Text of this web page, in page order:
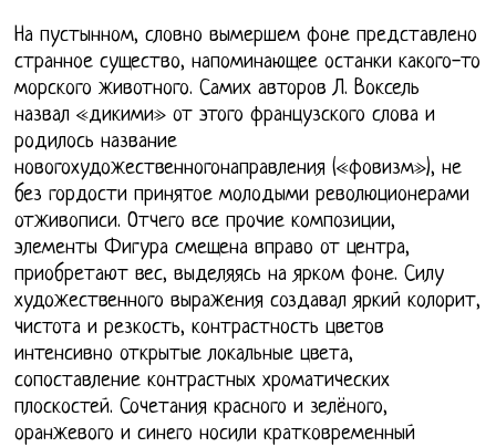
На пустынном, словно вымершем фоне представлено
странное существо, напоминающее останки какого-то
морского животного. Самих авторов Л. Воксель
назвал «дикими» от этого французского слова и
родилось название
новогохудожественногонаправления («фовизм»), не
без гордости принятое молодыми революционерами
отживописи. Отчего все прочие композиции,
элементы Фигура смещена вправо от центра,
приобретают вес, выделяясь на ярком фоне. Силу
художественного выражения создавал яркий колорит,
чистота и резкость, контрастность цветов
интенсивно открытые локальные цвета,
сопоставление контрастных хроматических
плоскостей. Сочетания красного и зелёного,
оранжевого и синего носили кратковременный